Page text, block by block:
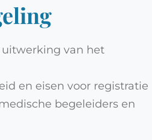
uitwerking van het
en eisen voor registratie
begeleiders en